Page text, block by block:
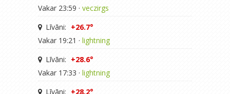
Vakar 23:59 · veczirgs
Līvāni: +26.7°
Vakar 19:21 · lightning
Līvāni: +28.6°
Vakar 17:33 · lightning
Līvāni: +28.2°